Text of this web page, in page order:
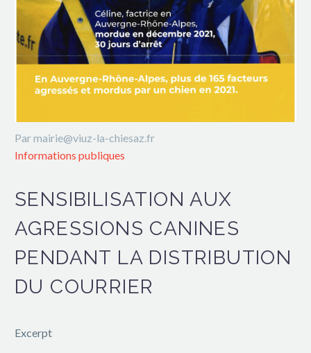
Par mairie@viuz-la-chiesaz.fr
Informations publiques
SENSIBILISATION AUX
AGRESSIONS CANINES
PENDANT LA DISTRIBUTION
DU COURRIER
Excerpt